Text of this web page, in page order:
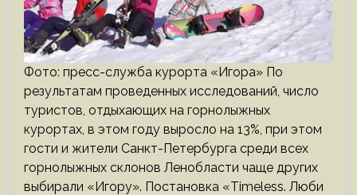
Фото: пресс-служба курорта «Игора» По
результатам проведенных исследований, число
туристов, отдыхающих на горнолыжных
курортах, в этом году выросло на 13%, при этом
гости и жители Санкт-Петербурга среди всех
горнолыжных склонов Ленобласти чаще других
выбирали «Игору». Постановка «Timeless. Люби